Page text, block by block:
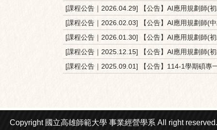
[課程公告｜2026.04.29] 【公告】AI應用規劃師(
[課程公告｜2026.02.03] 【公告】AI應用規劃師(
[課程公告｜2026.01.30] 【公告】AI應用規劃師(
[課程公告｜2025.12.15] 【公告】AI應用規劃師(
[課程公告｜2025.09.01] 【公告】114-1學期碩專
Copyright 國立高雄師範大學 事業經營學系 All right